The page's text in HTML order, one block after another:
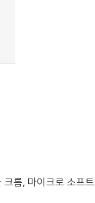
롬, 마이크로 소프